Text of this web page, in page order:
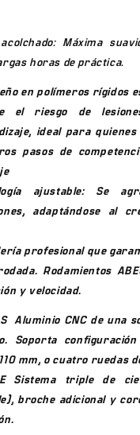
van a Competir desde
de academia
la rigidez de la bota
día, lo que significa
técnica a largo
el inicio evita
de corregir.
habitual
los modelos
por defectos de fábrica
: Máxima
horas de práctica.
en polímeros rígidos
el riesgo de
ideal para
pasos de
ajustable: Se
adaptándose al
profesional que
Rodamientos
y velocidad.
Aluminio CNC de una
Soporta
mm, o cuatro ruedas
Sistema triple de
broche adicional y